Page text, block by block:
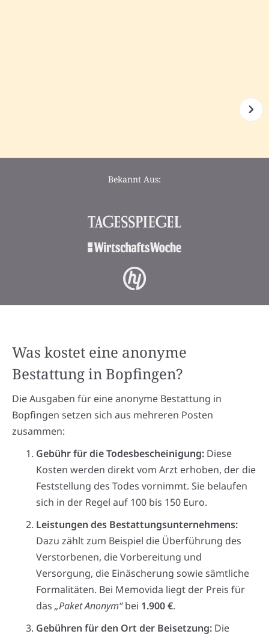
Bekannt Aus:
Was kostet eine anonyme
Bestattung in Bopfingen?
Die Ausgaben für eine anonyme Bestattung in
Bopfingen setzen sich aus mehreren Posten
zusammen:
Gebühr für die Todesbescheinigung: Diese
Kosten werden direkt vom Arzt erhoben, der die
Feststellung des Todes vornimmt. Sie belaufen
sich in der Regel auf 100 bis 150 Euro.
Leistungen des Bestattungsunternehmens:
Dazu zählt zum Beispiel die Überführung des
Verstorbenen, die Vorbereitung und
Versorgung, die Einäscherung sowie sämtliche
Formalitäten. Bei Memovida liegt der Preis für
das „Paket Anonym“bei 1.900 €.
Gebühren für den Ort der Beisetzung: Die